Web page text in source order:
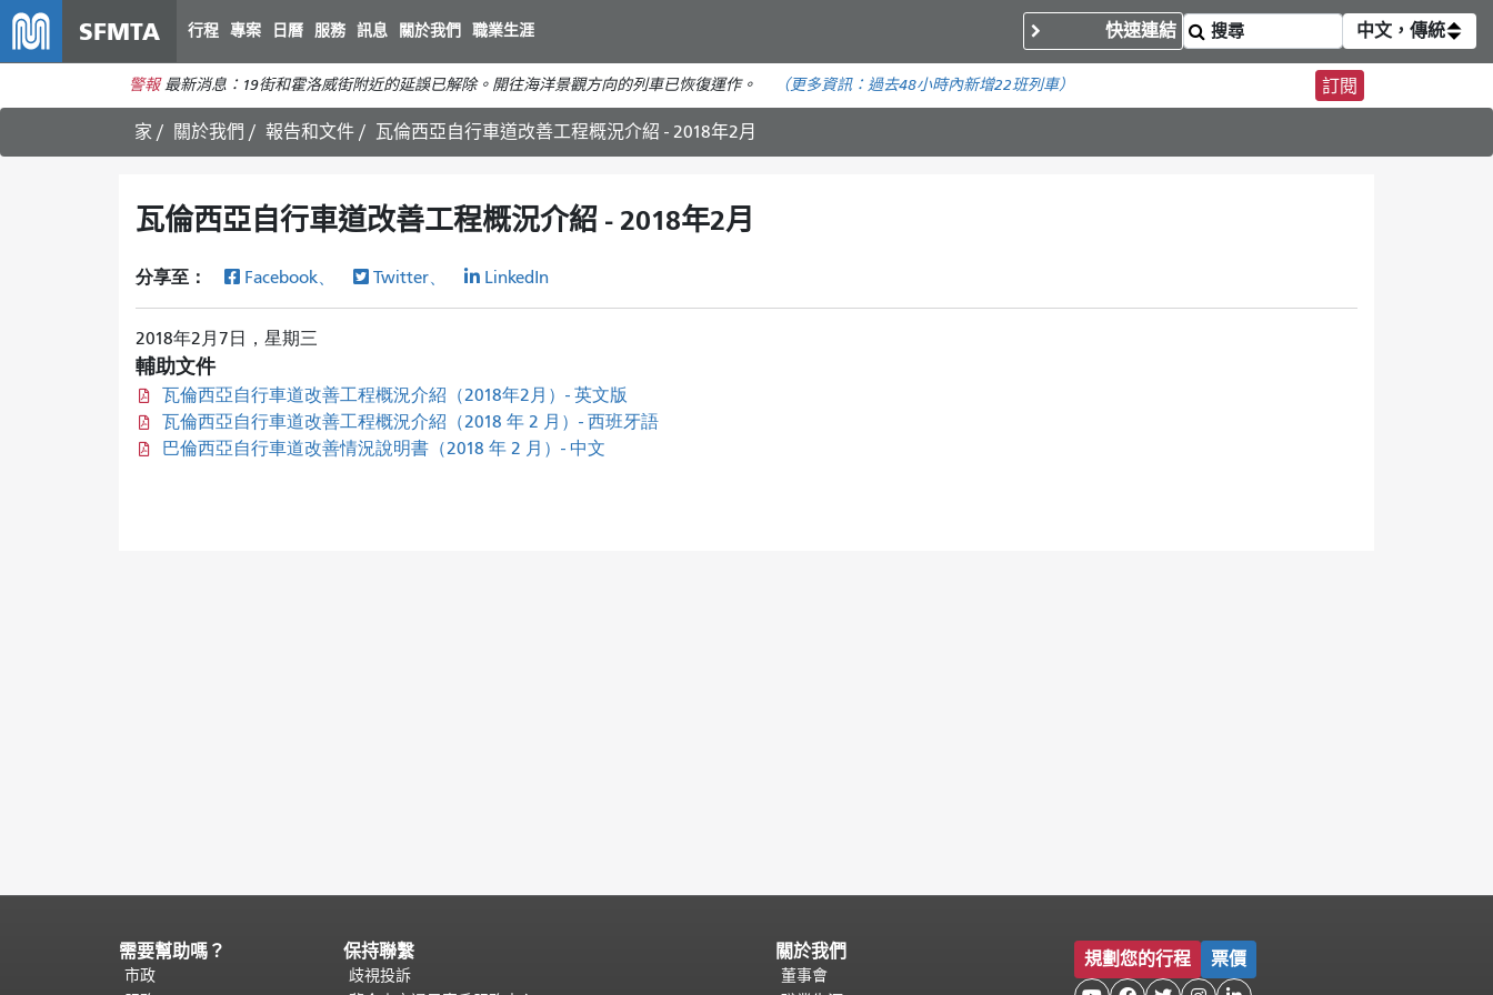
主
內
SFMTA 行程 專案 日曆 服務 訊息 關於我們 職業生涯 快速連結 中文，傳統
警報 最新消息：19街和霍洛威街附近的延誤已解除。開往海洋景觀方向的列車已恢復運作。 （更多資訊： 過去48小時內新增22班列車） 訂閱
家 關於我們 報告和文件 瓦倫西亞自行車道改善工程概況介紹 - 2018年2月
瓦倫西亞自行車道改善工程概況介紹 - 2018年2月
分享至： Facebook、 Twitter、 LinkedIn
2018年2月7日，星期三
輔助文件
瓦倫西亞自行車道改善工程概況介紹（2018年2月）- 英文版
瓦倫西亞自行車道改善工程概況介紹（2018 年 2 月）- 西班牙語
巴倫西亞自行車道改善情況說明書（2018 年 2 月）- 中文
頁
面
需要幫助嗎？
市政
保持聯繫
歧視投訴
關於我們
董事會
規劃您的行程 票價